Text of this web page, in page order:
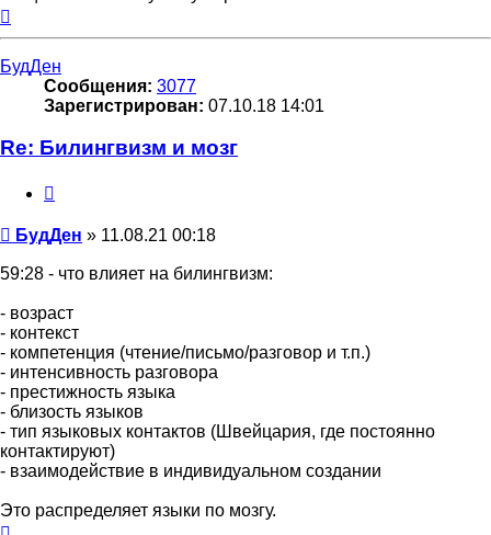
БудДен
Сообщения: 3077
Зарегистрирован: 07.10.18 14:01
Re: Билингвизм и мозг
Сообщение
БудДен » 11.08.21 00:18
59:28 - что влияет на билингвизм:
- возраст
- контекст
- компетенция (чтение/письмо/разговор и т.п.)
- интенсивность разговора
- престижность языка
- близость языков
- тип языковых контактов (Швейцария, где постоянно
контактируют)
- взаимодействие в индивидуальном создании
Это распределяет языки по мозгу.